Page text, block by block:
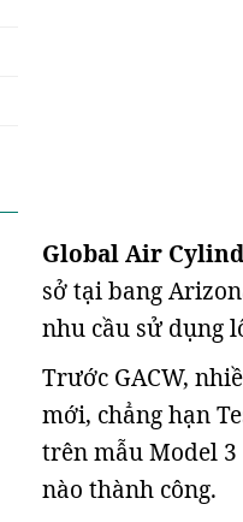
Global Air
sở tại bang
nhu cầu sử dụng
Trước GACW,
mới, chẳng hạn
trên mẫu Model 3
nào thành công.